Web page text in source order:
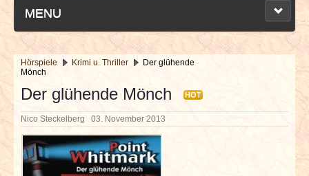
MENU
NEUESTE ARTIKEL
NEWS & DATES
BERICHTE
Hörspiele Krimi u. Thriller
Der glühende
Mönch
Der glühende Mönch HOT
Nico Steckelberg 03. November 2013